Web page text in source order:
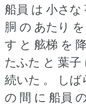
船員 は 小さな
胴 の あたり
す と 舷梯 を
たふた と 葉子
続いた 。
し
の 間 に 船員